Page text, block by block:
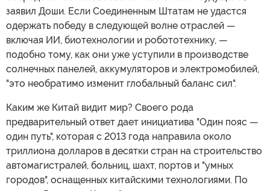
заявил Доши. Если Соединенным Штатам не удастся
одержать победу в следующей волне отраслей —
включая ИИ, биотехнологии и робототехнику, —
подобно тому, как они уже уступили в производстве
солнечных панелей, аккумуляторов и электромобилей,
"это необратимо изменит глобальный баланс сил".
Каким же Китай видит мир? Своего рода
предварительный ответ дает инициатива "Один пояс —
один путь", которая с 2013 года направила около
триллиона долларов в десятки стран на строительство
автомагистралей, больниц, шахт, портов и "умных
городов", оснащенных китайскими технологиями. По